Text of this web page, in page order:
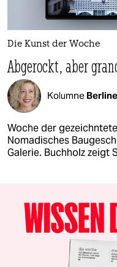
Die Kunst der Woche
Abgerockt, aber
Kolumne
Woche der
Nomadisches
Galerie. Buchholz zeigt